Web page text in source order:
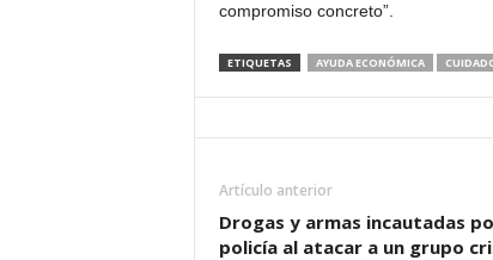
compromiso concreto”.
ETIQUETAS AYUDA ECONÓMICA
Artículo anterior
Drogas y armas incautadas
policía al atacar a un grupo